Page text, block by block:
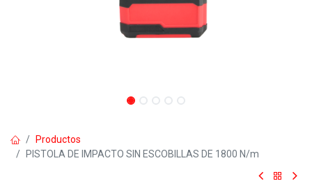
Productos
PISTOLA DE IMPACTO SIN ESCOBILLAS DE 1800 N/m